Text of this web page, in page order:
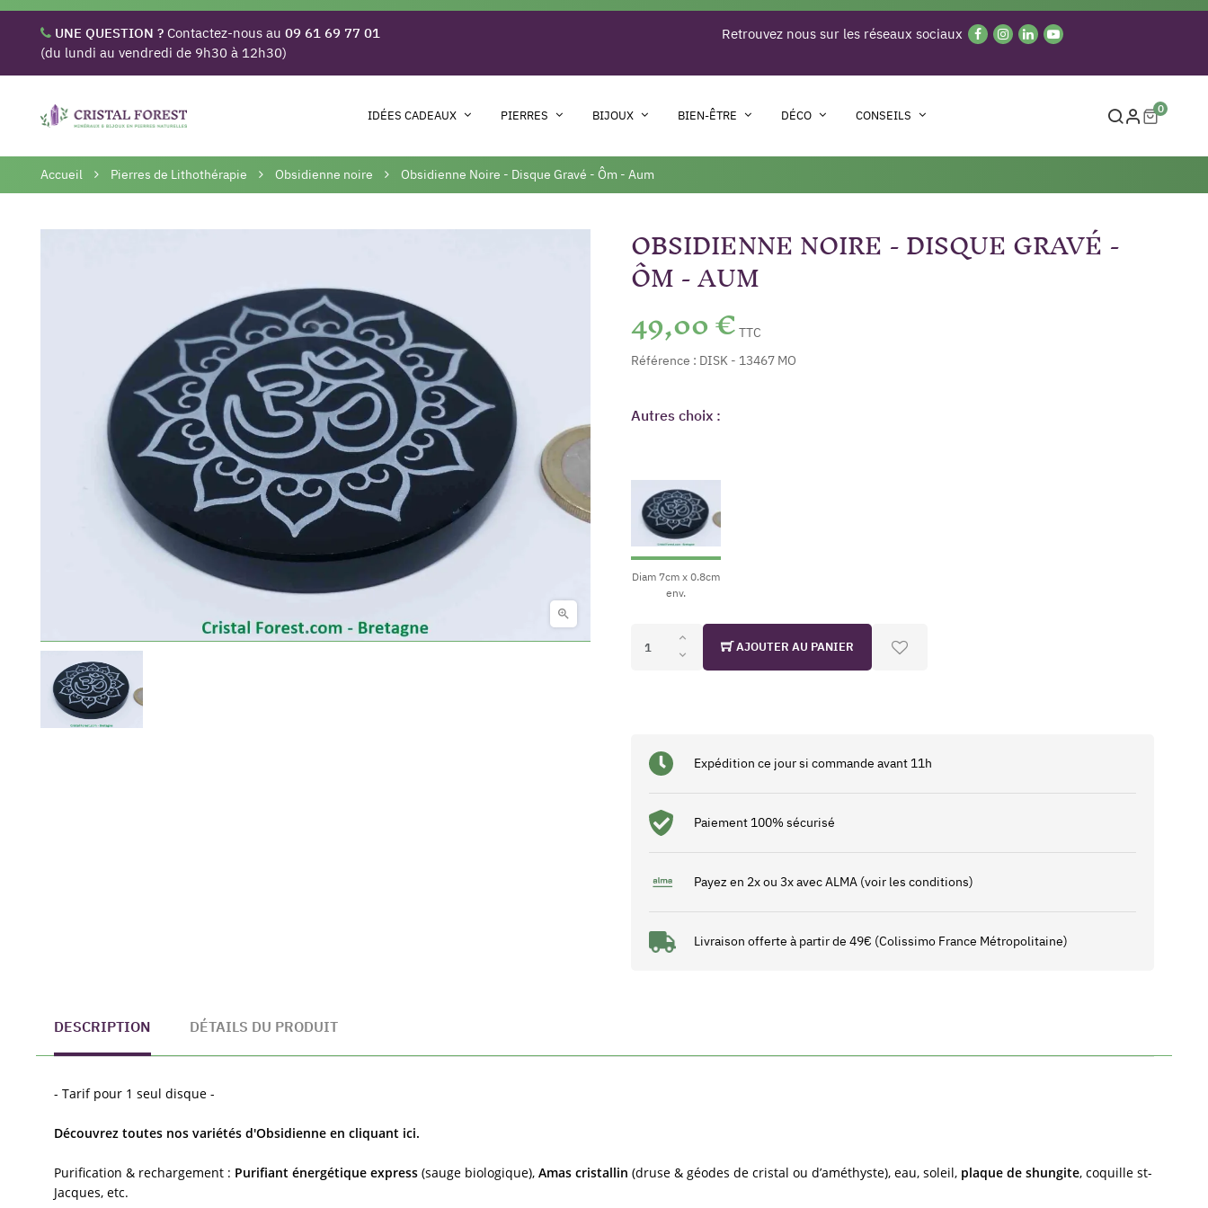
UNE QUESTION ? Contactez-nous au 09 61 69 77 01
(du lundi au vendredi de 9h30 à 12h30)
Retrouvez nous sur les réseaux sociaux
IDÉES CADEAUX PIERRES BIJOUX BIEN-ÊTRE DÉCO CONSEILS 0
Accueil Pierres de Lithothérapie Obsidienne noire Obsidienne Noire - Disque Gravé - Ôm - Aum

OBSIDIENNE NOIRE - DISQUE GRAVÉ -
ÔM - AUM
49,00 € TTC
Référence : DISK - 13467 MO
Autres choix :
Diam 7cm x 0.8cm
env.
AJOUTER AU PANIER
Expédition ce jour si commande avant 11h
Paiement 100% sécurisé
Payez en 2x ou 3x avec ALMA (voir les conditions)
Livraison offerte à partir de 49€ (Colissimo France Métropolitaine)
DESCRIPTION DÉTAILS DU PRODUIT
- Tarif pour 1 seul disque -
Découvrez toutes nos variétés d'Obsidienne en cliquant ici.
Purification & rechargement : Purifiant énergétique express (sauge biologique), Amas cristallin (druse & géodes de cristal ou d’améthyste), eau, soleil, plaque de shungite, coquille st-
Jacques, etc.